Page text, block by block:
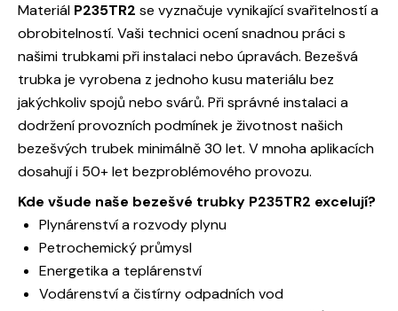
Materiál P235TR2 se vyznačuje vynikající svařitelností a
obrobitelností. Vaši technici ocení snadnou práci s
našimi trubkami při instalaci nebo úpravách. Bezešvá
trubka je vyrobena z jednoho kusu materiálu bez
jakýchkoliv spojů nebo svárů. Při správné instalaci a
dodržení provozních podmínek je životnost našich
bezešvých trubek minimálně 30 let. V mnoha aplikacích
dosahují i 50+ let bezproblémového provozu.
Kde všude naše bezešvé trubky P235TR2 excelují?
Plynárenství a rozvody plynu
Petrochemický průmysl
Energetika a teplárenství
Vodárenství a čistírny odpadních vod